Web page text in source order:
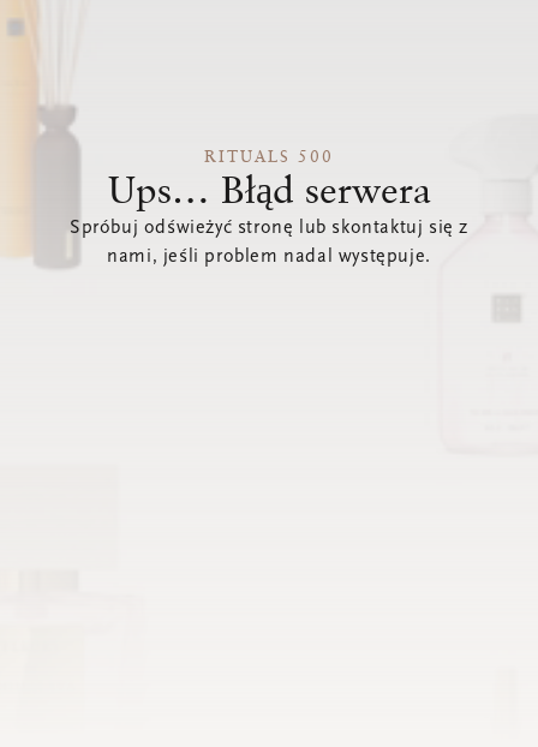
RITUALS 500
Ups… Błąd serwera
Spróbuj odświeżyć stronę lub skontaktuj się z
nami, jeśli problem nadal występuje.